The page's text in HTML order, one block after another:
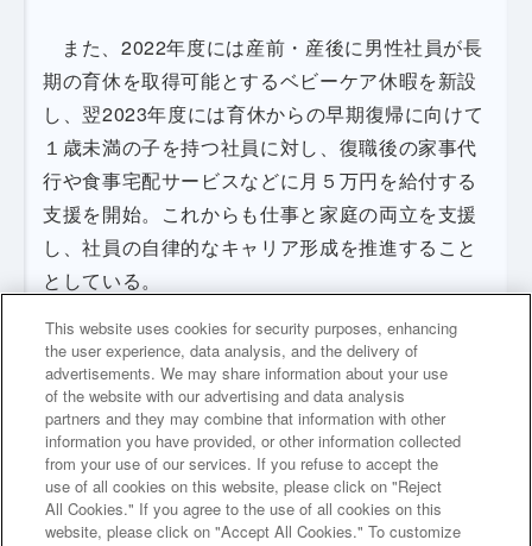
また、2022年度には産前・産後に男性社員が長
期の育休を取得可能とするベビーケア休暇を新設
し、翌2023年度には育休からの早期復帰に向けて
１歳未満の子を持つ社員に対し、復職後の家事代
行や食事宅配サービスなどに月５万円を給付する
支援を開始。これからも仕事と家庭の両立を支援
し、社員の自律的なキャリア形成を推進すること
としている。
2019年度にがん治療休暇を新設、2021年度に不妊治療相談窓口
を設置
育児休業を取得した男性労働者数÷配偶者が出産した男性労働者
数（１年間の累計）
This website uses cookies for security purposes, enhancing
the user experience, data analysis, and the delivery of
advertisements. We may share information about your use
of the website with our advertising and data analysis
partners and they may combine that information with other
information you have provided, or other information collected
from your use of our services. If you refuse to accept the
use of all cookies on this website, please click on "Reject
All Cookies." If you agree to the use of all cookies on this
website, please click on "Accept All Cookies." To customize